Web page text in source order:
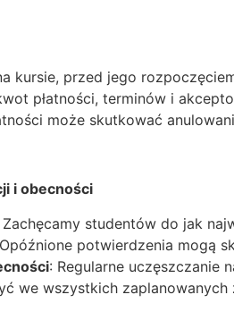
kursie, przed jego
płatności, terminów i
może skutkować
i obecności
Zachęcamy studentów do jak
potwierdzenia mogą
: Regularne uczęszczanie
we wszystkich